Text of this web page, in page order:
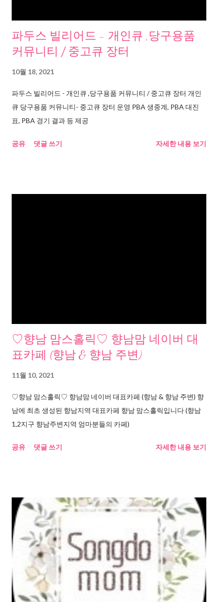
파두스 빌리어드 - 개인큐 ,당구용품
커뮤니티 / 중고큐 장터
10월 18, 2021
파두스 빌리어드 - 개인큐 ,당구용품 커뮤니티 / 중고큐 장터 개인
큐 당구용품 커뮤니티- 중고큐 장터 운영 PBA 생중계, PBA 대진
표, PBA 경기 결과 등 제공
공유 댓글 쓰기 자세한 내용 보기
♡향남 맘스홀릭♡ 향남맘 네이버 대
표카페 (향남 & 향남 주변)
11월 10, 2021
♡향남 맘스홀릭♡ 향남맘 네이버 대표카페 (향남 & 향남 주변) 향
남에 최초 생성된 향남지역 대표카페 향남 맘스홀릭입니다 (향남
1,2지구 향남주변지역 엄마분들의 카페)
공유 댓글 쓰기 자세한 내용 보기